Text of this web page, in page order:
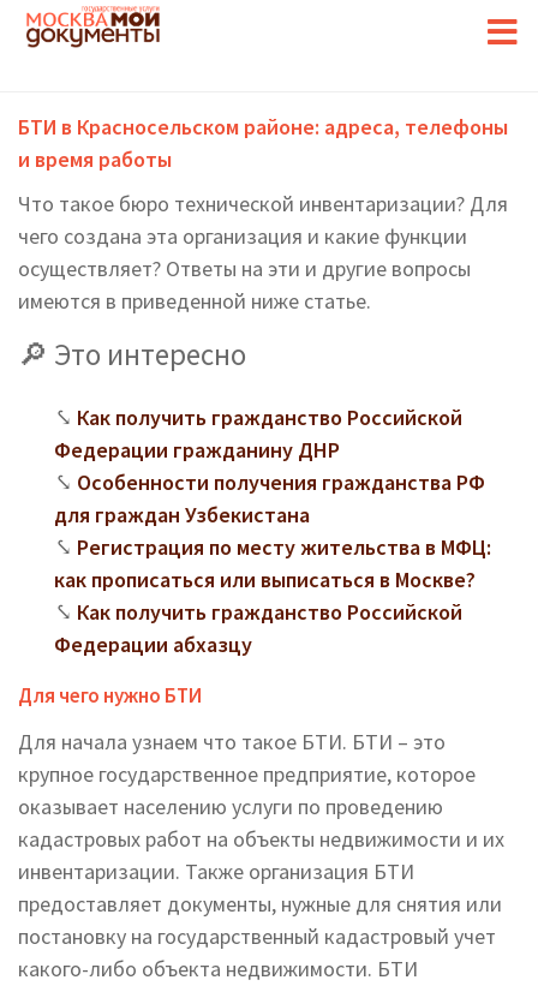
БТИ в Красносельском районе: адреса, телефоны
и время работы
Что такое бюро технической инвентаризации? Для
чего создана эта организация и какие функции
осуществляет? Ответы на эти и другие вопросы
имеются в приведенной ниже статье.
Это интересно
Как получить гражданство Российской
Федерации гражданину ДНР
Особенности получения гражданства РФ
для граждан Узбекистана
Регистрация по месту жительства в МФЦ:
как прописаться или выписаться в Москве?
Как получить гражданство Российской
Федерации абхазцу
Для чего нужно БТИ
Для начала узнаем что такое БТИ. БТИ – это
крупное государственное предприятие, которое
оказывает населению услуги по проведению
кадастровых работ на объекты недвижимости и их
инвентаризации. Также организация БТИ
предоставляет документы, нужные для снятия или
постановку на государственный кадастровый учет
какого-либо объекта недвижимости. БТИ